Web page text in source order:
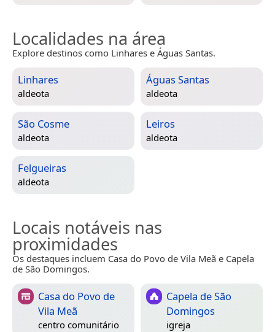
Localidades na área
Explore destinos como Linhares e Águas Santas.
Linhares
aldeota
Águas Santas
aldeota
São Cosme
aldeota
Leiros
aldeota
Felgueiras
aldeota
Locais notáveis nas
proximidades
Os destaques incluem Casa do Povo de Vila Meã e Capela
de São Domingos.
Casa do Povo de
Vila Meã
centro comunitário
Capela de São
Domingos
igreja